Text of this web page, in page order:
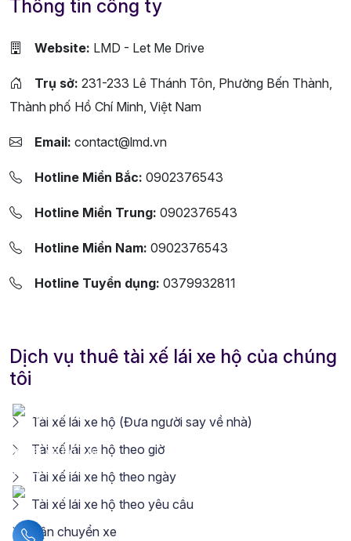
Thông tin công ty
Website: LMD - Let Me Drive
Trụ sở: 231-233 Lê Thánh Tôn, Phường Bến Thành,
Thành phố Hồ Chí Minh, Việt Nam
Email: contact@lmd.vn
Hotline Miền Bắc: 0902376543
Hotline Miền Trung: 0902376543
Hotline Miền Nam: 0902376543
Hotline Tuyển dụng: 0379932811
Dịch vụ thuê tài xế lái xe hộ của chúng
tôi
Tài xế lái xe hộ (Đưa người say về nhà)
Tài xế lái xe hộ theo giờ
Tài xế lái xe hộ theo ngày
Tài xế lái xe hộ theo yêu cầu
Vận chuyển xe
Liên hệ hotline